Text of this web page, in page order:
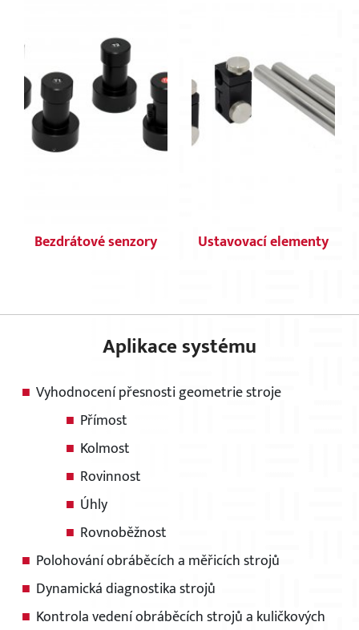
Bezdrátové senzory Ustavovací elementy
Aplikace systému
Vyhodnocení přesnosti geometrie stroje
Přímost
Kolmost
Rovinnost
Úhly
Rovnoběžnost
Polohování obráběcích a měřicích strojů
Dynamická diagnostika strojů
Kontrola vedení obráběcích strojů a kuličkových